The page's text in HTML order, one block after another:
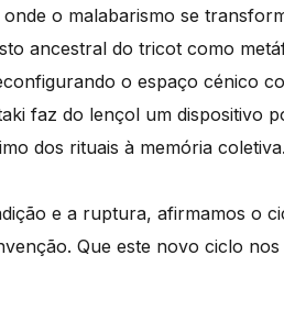
o malabarismo se
ancestral do tricot como
o espaço cénico
faz do lençol um dispositivo
dos rituais à memória coletiva.
e a ruptura, afirmamos o
Que este novo ciclo